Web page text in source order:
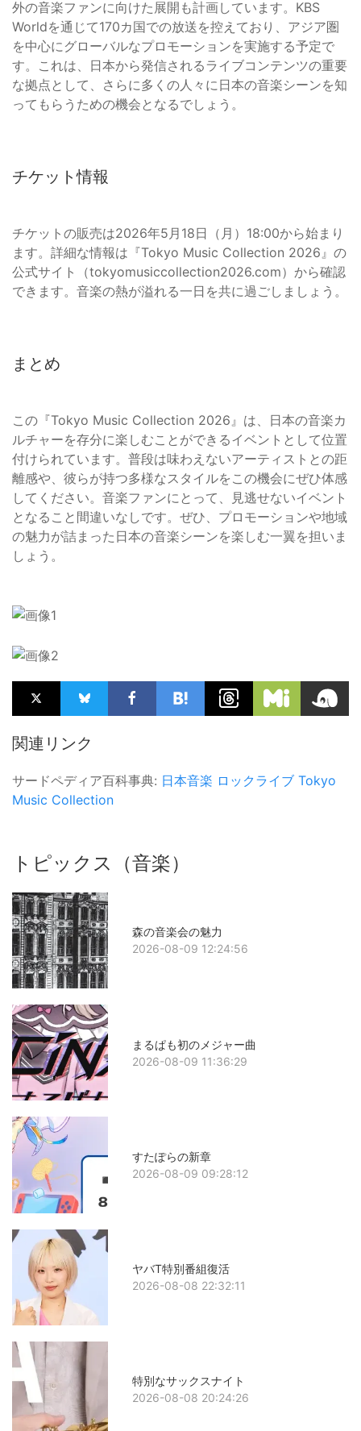
外の音楽ファンに向けた展開も計画しています。KBS
Worldを通じて170カ国での放送を控えており、アジア圏
を中心にグローバルなプロモーションを実施する予定で
す。これは、日本から発信されるライブコンテンツの重要
な拠点として、さらに多くの人々に日本の音楽シーンを知
ってもらうための機会となるでしょう。
チケット情報
チケットの販売は2026年5月18日（月）18:00から始まり
ます。詳細な情報は『Tokyo Music Collection 2026』の
公式サイト（tokyomusiccollection2026.com）から確認
できます。音楽の熱が溢れる一日を共に過ごしましょう。
まとめ
この『Tokyo Music Collection 2026』は、日本の音楽カ
ルチャーを存分に楽しむことができるイベントとして位置
付けられています。普段は味わえないアーティストとの距
離感や、彼らが持つ多様なスタイルをこの機会にぜひ体感
してください。音楽ファンにとって、見逃せないイベント
となること間違いなしです。ぜひ、プロモーションや地域
の魅力が詰まった日本の音楽シーンを楽しむ一翼を担いま
しょう。
関連リンク
サードペディア百科事典: 日本音楽 ロックライブ Tokyo
Music Collection
トピックス（音楽）
森の音楽会の魅力
2026-08-09 12:24:56
まるぱも初のメジャー曲
2026-08-09 11:36:29
すたぽらの新章
2026-08-09 09:28:12
ヤバT特別番組復活
2026-08-08 22:32:11
特別なサックスナイト
2026-08-08 20:24:26